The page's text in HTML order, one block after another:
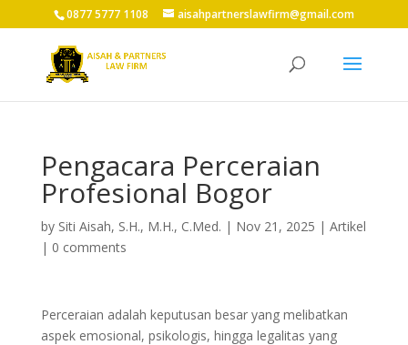
0877 5777 1108 aisahpartnerslawfirm@gmail.com
Pengacara Perceraian
Profesional Bogor
by Siti Aisah, S.H., M.H., C.Med. | Nov 21, 2025 | Artikel
| 0 comments
Perceraian adalah keputusan besar yang melibatkan
aspek emosional, psikologis, hingga legalitas yang